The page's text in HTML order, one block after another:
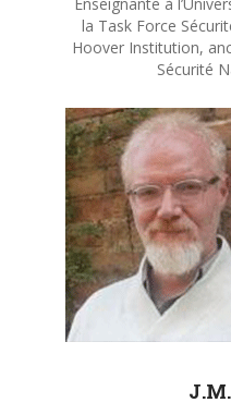
la Task Force
Hoover Institution,
Sécurité